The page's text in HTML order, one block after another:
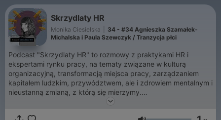
Skrzydlaty HR
Monika Ciesielska
34 - #34 Agnieszka Szamałek-
Michalska i Paula Szewczyk / Tranzycja płci
Podcast "Skrzydlaty HR" to rozmowy z praktykami HR i
ekspertami rynku pracy, na tematy związane w kulturą
organizacyjną, transformacją miejsca pracy, zarządzaniem
kapitałem ludzkim, przywództwem, ale i zdrowiem mentalnym i
nieustanną zmianą, z którą się mierzymy.